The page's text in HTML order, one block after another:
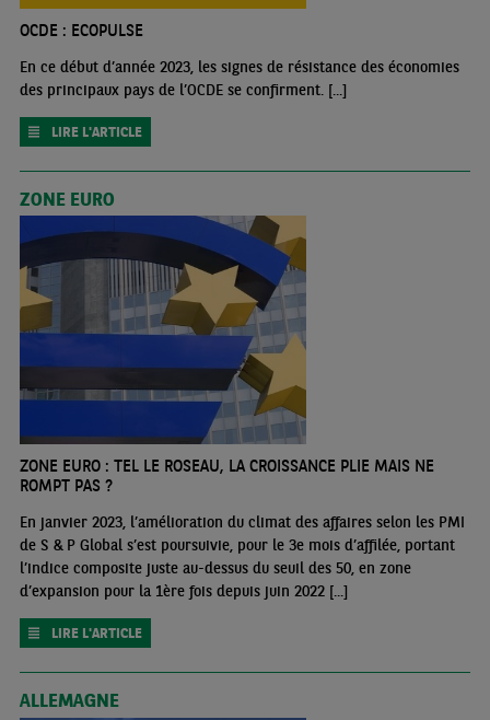
OCDE : ECOPULSE
En ce début d’année 2023, les signes de résistance des économies
des principaux pays de l’OCDE se confirment. [...]
LIRE L'ARTICLE
ZONE EURO
ZONE EURO : TEL LE ROSEAU, LA CROISSANCE PLIE MAIS NE
ROMPT PAS ?
En janvier 2023, l’amélioration du climat des affaires selon les PMI
de S & P Global s’est poursuivie, pour le 3e mois d’affilée, portant
l’indice composite juste au-dessus du seuil des 50, en zone
d’expansion pour la 1ère fois depuis juin 2022 [...]
LIRE L'ARTICLE
ALLEMAGNE